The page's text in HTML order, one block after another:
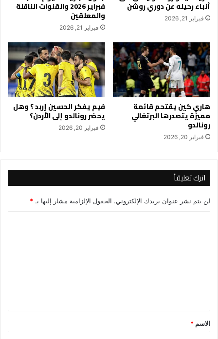
أنباء رحيله عن دوري روشن
فبراير 21, 2026
فبراير 2026 والقنوات الناقلة
والمعلقين
فبراير 21, 2026
هاري كين يقتحم قائمة
مميزة يتصدرها البرتغالي
رونالدو
فبراير 20, 2026
فيم يفكر الحسين إربد ؟ وهل
يحضر رونالدو إلى الأردن؟
فبراير 20, 2026
اترك تعليقاً
لن يتم نشر عنوان بريدك الإلكتروني. الحقول الإلزامية مشار إليها بـ *
*
الاسم *